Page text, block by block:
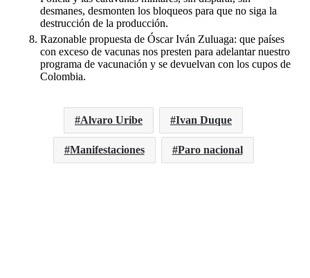
desmanes, desmonten los bloqueos para que no siga la
destrucción de la producción.
Razonable propuesta de Óscar Iván Zuluaga: que países
con exceso de vacunas nos presten para adelantar nuestro
programa de vacunación y se devuelvan con los cupos de
Colombia.
Alvaro Uribe Ivan Duque
Manifestaciones Paro nacional